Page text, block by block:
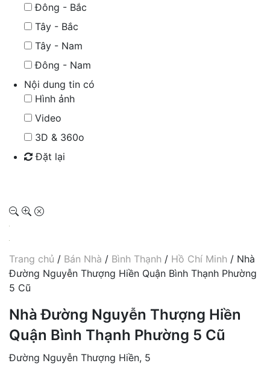
Đông - Bắc
Tây - Bắc
Tây - Nam
Đông - Nam
Nội dung tin có
Hình ảnh
Video
3D & 360o
Đặt lại
Trang chủ / Bán Nhà / Bình Thạnh / Hồ Chí Minh / Nhà
Đường Nguyễn Thượng Hiền Quận Bình Thạnh Phường
5 Cũ
Nhà Đường Nguyễn Thượng Hiền
Quận Bình Thạnh Phường 5 Cũ
Đường Nguyễn Thượng Hiền, 5